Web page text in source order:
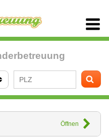
Öffnen